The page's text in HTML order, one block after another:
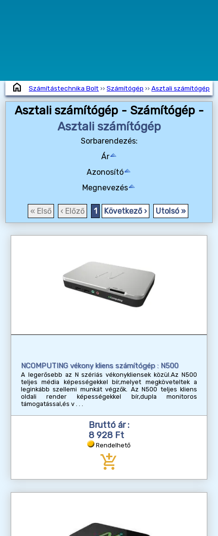
home Számítástechnika Bolt ››Számítógép ››Asztali számítógép
Asztali számítógép - Számítógép -
Asztali számítógép
Sorbarendezés:
Ár
Azonosító
Megnevezés
« Első ‹ Előző 1 Következő › Utolsó »
NCOMPUTING vékony kliens számítógép : N500
A legerősebb az N szériás vékonykliensek közül.Az N500
teljes média képességekkel bír,melyet megköveteltek a
leginkább szellemi munkát végzők. Az N500 teljes kliens
oldali render képességekkel bír,dupla monitoros
támogatással,és v
Bruttó ár :
8 928 Ft
Rendelhető
add_shopping_cart